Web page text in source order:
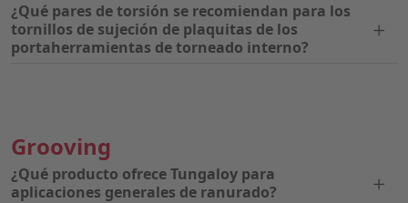
¿Qué pares de torsión se recomiendan para los
tornillos de sujeción de plaquitas de los
portaherramientas de torneado interno?
Grooving
¿Qué producto ofrece Tungaloy para
aplicaciones generales de ranurado?